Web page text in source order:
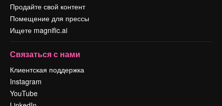
Продайте свой контент
Помещение для прессы
Ищете magnific.ai
Связаться с нами
Клиентская поддержка
Instagram
YouTube